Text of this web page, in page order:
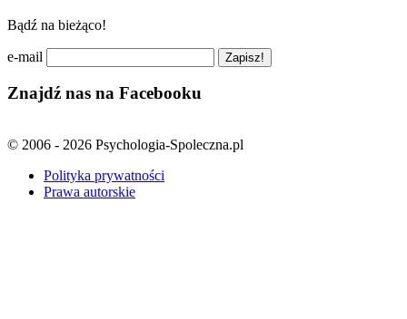
Bądź na bieżąco!
e-mail
Znajdź nas na Facebooku
© 2006 - 2026 Psychologia-Spoleczna.pl
Polityka prywatności
Prawa autorskie